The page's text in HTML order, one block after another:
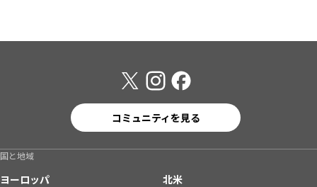
コミュニティを見る
国と地域
ヨーロッパ
北米